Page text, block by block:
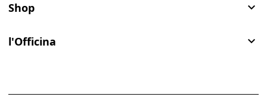
Shop 
l'Officina 